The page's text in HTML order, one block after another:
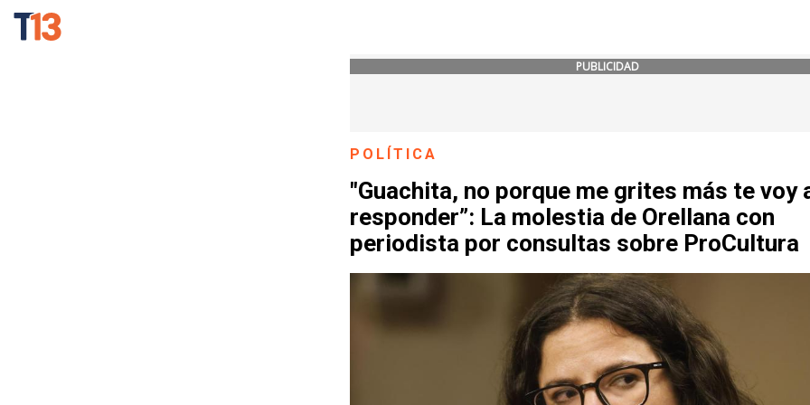
PUBLICIDAD
POLÍTICA
"Guachita, no porque me grites más te voy
responder”: La molestia de Orellana con
periodista por consultas sobre ProCultura